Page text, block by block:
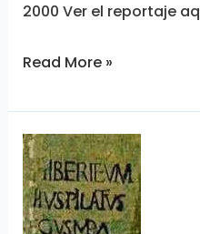
2000 Ver el reportaje
Read More »
EL
ANTISEMITISMO
CRISTIANO